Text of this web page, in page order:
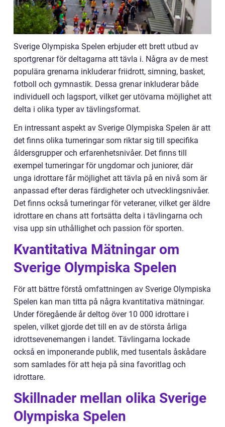
Sverige Olympiska Spelen erbjuder ett brett utbud av
sportgrenar för deltagarna att tävla i. Några av de mest
populära grenarna inkluderar friidrott, simning, basket,
fotboll och gymnastik. Dessa grenar inkluderar både
individuell och lagsport, vilket ger utövarna möjlighet att
delta i olika typer av tävlingsformat.
En intressant aspekt av Sverige Olympiska Spelen är att
det finns olika turneringar som riktar sig till specifika
åldersgrupper och erfarenhetsnivåer. Det finns till
exempel turneringar för ungdomar och juniorer, där
unga idrottare får möjlighet att tävla på en nivå som är
anpassad efter deras färdigheter och utvecklingsnivåer.
Det finns också turneringar för veteraner, vilket ger äldre
idrottare en chans att fortsätta delta i tävlingarna och
visa upp sin uthållighet och passion för sporten.
Kvantitativa Mätningar om
Sverige Olympiska Spelen
För att bättre förstå omfattningen av Sverige Olympiska
Spelen kan man titta på några kvantitativa mätningar.
Under föregående år deltog över 10 000 idrottare i
spelen, vilket gjorde det till en av de största årliga
idrottsevenemangen i landet. Tävlingarna lockade
också en imponerande publik, med tusentals åskådare
som samlades för att heja på sina favoritlag och
idrottare.
Skillnader mellan olika Sverige
Olympiska Spelen